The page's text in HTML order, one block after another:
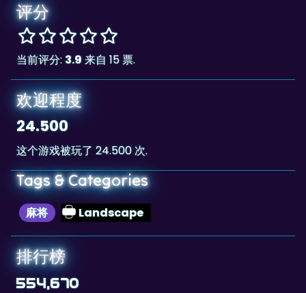
评分
当前评分: 3.9来自 15 票.
欢迎程度
24.500
这个游戏被玩了 24.500 次.
Tags & Categories
麻将 Landscape
排行榜
554,670